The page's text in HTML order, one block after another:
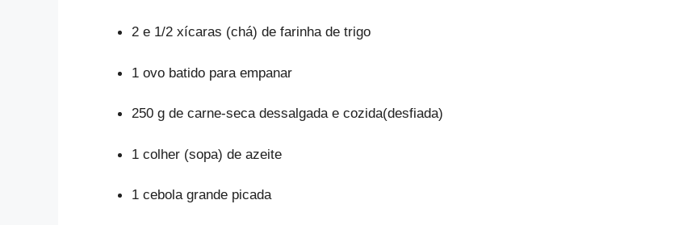
2 e 1/2 xícaras (chá) de farinha de trigo
1 ovo batido para empanar
250 g de carne-seca dessalgada e cozida(desfiada)
1 colher (sopa) de azeite
1 cebola grande picada